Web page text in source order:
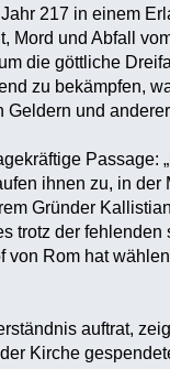
217 in einem
Mord und Abfall
die göttliche
zu bekämpfen,
und
Passage:
ihnen zu, in
Gründer
trotz der
Rom hat
auftrat,
Kirche